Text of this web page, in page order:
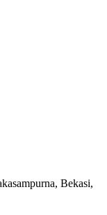
Bekasi,